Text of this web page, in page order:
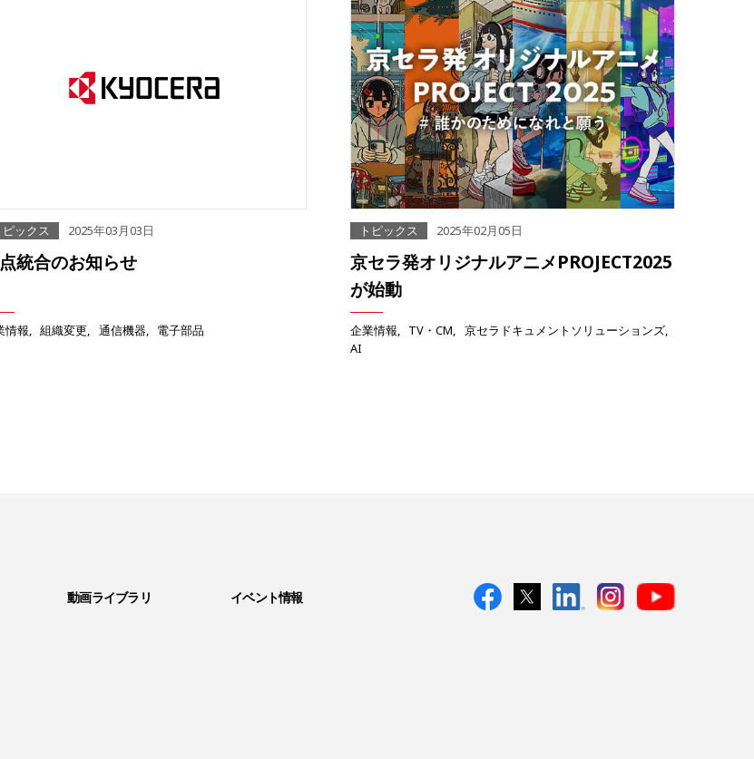
ピックス 2025年03月03日
統合のお知らせ
情報 組織変更 通信機器 電子部品
トピックス 2025年02月05日
京セラ発オリジナルアニメPROJECT2025
が始動
企業情報 TV・CM
京セラドキュメントソリューションズ
AI
動画ライブラリ イベント情報